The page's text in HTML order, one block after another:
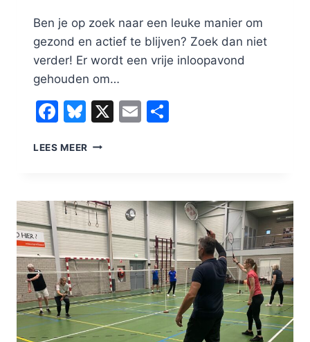
Ben je op zoek naar een leuke manier om
gezond en actief te blijven? Zoek dan niet
verder! Er wordt een vrije inloopavond
gehouden om…
Facebook
Bluesky
X Email
LEES MEER KOM